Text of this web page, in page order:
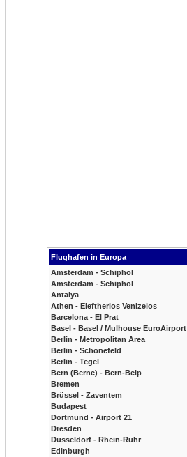
Flughafen in Europa
Amsterdam - Schiphol
Amsterdam - Schiphol
Antalya
Athen - Eleftherios Venizelos
Barcelona - El Prat
Basel - Basel / Mulhouse EuroAirport
Berlin - Metropolitan Area
Berlin - Schönefeld
Berlin - Tegel
Bern (Berne) - Bern-Belp
Bremen
Brüssel - Zaventem
Budapest
Dortmund - Airport 21
Dresden
Düsseldorf - Rhein-Ruhr
Edinburgh